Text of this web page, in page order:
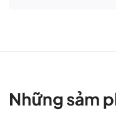
Những sảm